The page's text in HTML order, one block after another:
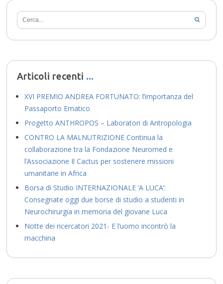
Articoli recenti
XVI PREMIO ANDREA FORTUNATO: l’importanza del
Passaporto Ematico
Progetto ANTHROPOS – Laboratori di Antropologia
CONTRO LA MALNUTRIZIONE Continua la
collaborazione tra la Fondazione Neuromed e
l’Associazione Il Cactus per sostenere missioni
umanitarie in Africa
Borsa di Studio INTERNAZIONALE ‘A LUCA’:
Consegnate oggi due borse di studio a studenti in
Neurochirurgia in memoria del giovane Luca
Notte dei ricercatori 2021- E l’uomo incontrò la
macchina